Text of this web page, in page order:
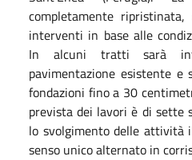
completamente
interventi in base alle
In alcuni tratti sarà
pavimentazione esistente e
fondazioni fino a 30
prevista dei lavori è di sette
lo svolgimento delle attività
senso unico alternato in